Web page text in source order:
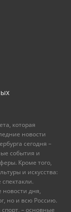
которая
новости
сегодня –
события и
Кроме того,
и искусства:
новости дня,
но и всю Россию.
– основные